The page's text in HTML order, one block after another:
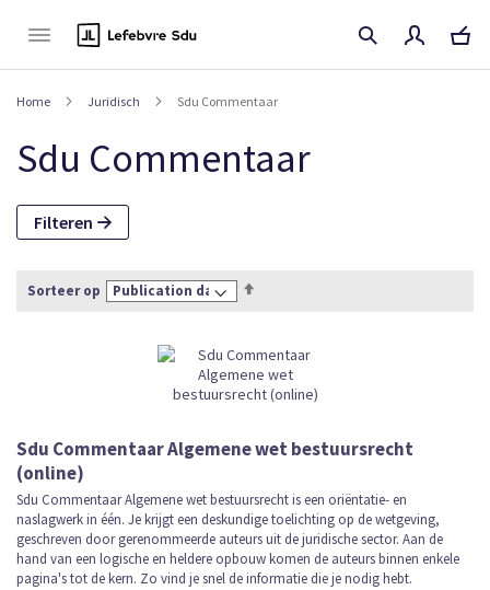
Home Juridisch Sdu Commentaar
Sdu Commentaar
Sorteer op
sorteren
Sdu Commentaar Algemene wet bestuursrecht
(online)
Sdu Commentaar Algemene wet bestuursrecht is een oriëntatie- en
naslagwerk in één. Je krijgt een deskundige toelichting op de wetgeving,
geschreven door gerenommeerde auteurs uit de juridische sector. Aan de
hand van een logische en heldere opbouw komen de auteurs binnen enkele
pagina's tot de kern. Zo vind je snel de informatie die je nodig hebt.
Filteren